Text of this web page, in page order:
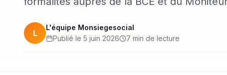
L
L'équipe Monsiegesocial
Publié le 5 juin 2026
7 min de lecture